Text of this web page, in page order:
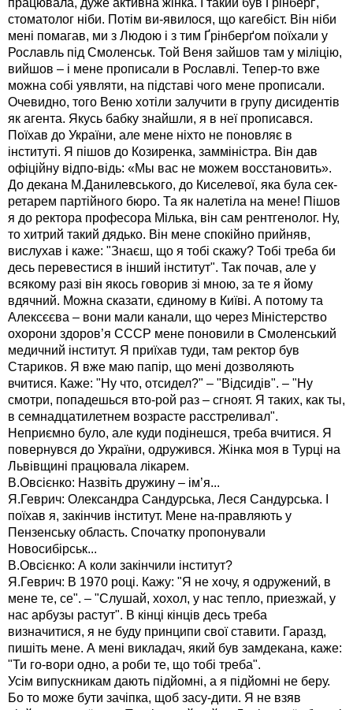
стоматолог ніби. Потім ви-явилося, що кагебіст. Він ніби
мені помагав, ми з Людою і з тим Ґрінберґом поїхали у
Рославль під Смоленськ. Той Веня зайшов там у міліцію,
вийшов – і мене прописали в Рославлі. Тепер-то вже
можна собі уявляти, на підставі чого мене прописали.
Очевидно, того Веню хотіли залучити в групу дисидентів
як агента. Якусь бабку знайшли, я в неї прописався.
Поїхав до України, але мене ніхто не поновляє в
інституті. Я пішов до Козиренка, замміністра. Він дав
офіційну відпо-відь: «Мы вас не можем восстановить».
До декана М.Данилевського, до Киселевої, яка була сек-
ретарем партійного бюро. Та як налетіла на мене! Пішов
я до ректора професора Мілька, він сам рентгенолог. Ну,
то хитрий такий дядько. Він мене спокійно прийняв,
вислухав і каже: "Знаєш, що я тобі скажу? Тобі треба би
десь перевестися в інший інститут". Так почав, але у
всякому разі він якось говорив зі мною, за те я йому
вдячний. Можна сказати, єдиному в Київі. А потому та
Алексєєва – вони мали канали, що через Міністерство
охорони здоров’я СССР мене поновили в Смоленський
медичний інститут. Я приїхав туди, там ректор був
Стариков. Я вже маю папір, що мені дозволяють
вчитися. Каже: "Ну что, отсидел?" – "Відсидів". – "Ну
смотри, попадешься вто-рой раз – сгноят. Я таких, как ты,
в семнадцатилетнем возрасте расстреливал".
Неприємно було, але куди подінешся, треба вчитися. Я
повернувся до України, одружився. Жінка моя в Турці на
Львівщині працювала лікарем.
В.Овсієнко: Назвіть дружину – ім’я...
Я.Геврич: Олександра Сандурська, Леся Сандурська. І
поїхав я, закінчив інститут. Мене на-правляють у
Пензенську область. Спочатку пропонували
Новосибірськ...
В.Овсієнко: А коли закінчили інститут?
Я.Геврич: В 1970 році. Кажу: "Я не хочу, я одружений, в
мене те, се". – "Слушай, хохол, у нас тепло, приезжай, у
нас арбузы растут". В кінці кінців десь треба
визначитися, я не буду принципи свої ставити. Гаразд,
пишіть мене. А мені викладач, який був замдекана, каже:
"Ти го-вори одно, а роби те, що тобі треба".
Усім випускникам дають підйомні, а я підйомні не беру.
Бо то може бути зачіпка, щоб засу-дити. Я не взяв